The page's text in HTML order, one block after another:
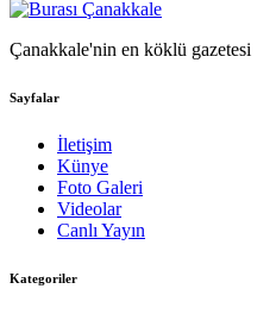
Çanakkale'nin en köklü gazetesi
Sayfalar
İletişim
Künye
Foto Galeri
Videolar
Canlı Yayın
Kategoriler